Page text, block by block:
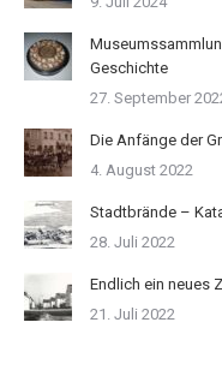
Geschichte
27. September
Die Anfänge der
4. August 2022
Stadtbrände –
28. Juli 2022
Endlich ein neues
21. Juli 2022